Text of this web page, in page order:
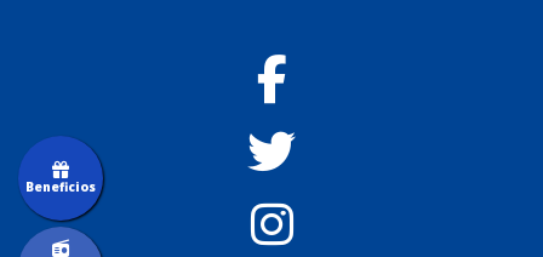
Beneficios